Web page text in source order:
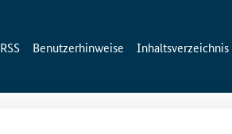
RSS Benutzerhinweise Inhaltsverzeichnis